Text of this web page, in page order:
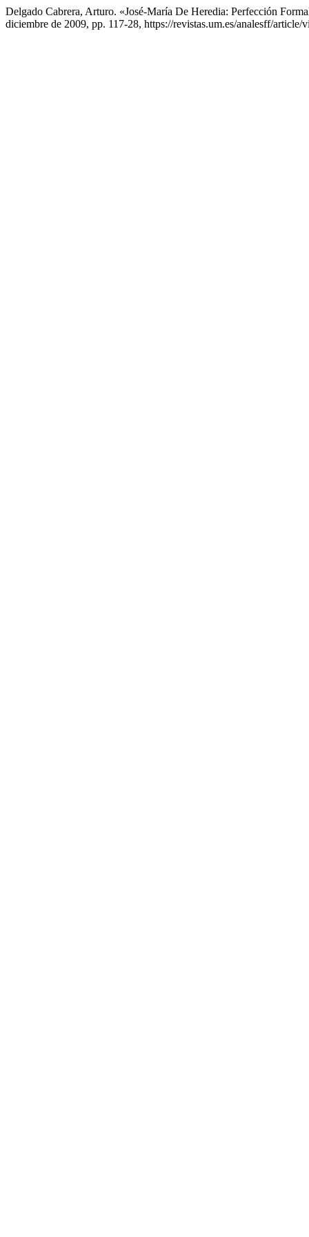
Delgado Cabrera, Arturo. «José-María De Heredia: Perfección
diciembre de 2009, pp. 117-28, https://revistas.um.es/analesff/article/